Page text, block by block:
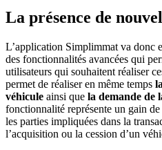
La présence de
L’application Simplimmat va donc
des fonctionnalités avancées qui
utilisateurs qui souhaitent réaliser
permet de réaliser en même temps
véhicule ainsi que la demande de
fonctionnalité représente un gain
les parties impliquées dans la
l’acquisition ou la cession d’un